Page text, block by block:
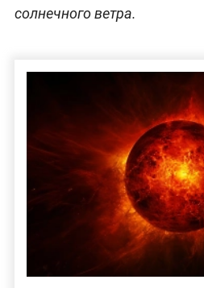
солнечного ветра.